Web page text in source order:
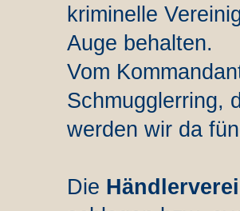
kriminelle
Auge behalten.
Vom
Schmugglerring,
werden wir da
Die